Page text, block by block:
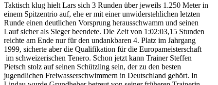
Taktisch klug hielt Lars sich 3 Runden über jeweils 1.250 Meter in
einem Spitzentrio auf, ehe er mit einer unwiderstehlichen letzten
Runde einen deutlichen Vorsprung herausschwamm und seinen
Lauf sicher als Sieger beendete. Die Zeit von 1:02:03,15 Stunden
reichte am Ende nur für den undankbaren 4. Platz im Jahrgang
1999, sicherte aber die Qualifikation für die Europameisterschaft
im schweizerischen Tenero. Schon jetzt kann Trainer Steffen
Pietsch stolz auf seinen Schützling sein, der zu den besten
jugendlichen Freiwasserschwimmern in Deutschland gehört. In